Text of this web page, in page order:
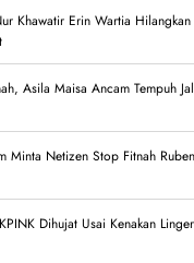
Khawatir Erin Wartia
Asila Maisa Ancam Tempuh
Minta Netizen Stop Fitnah
Dihujat Usai Kenakan